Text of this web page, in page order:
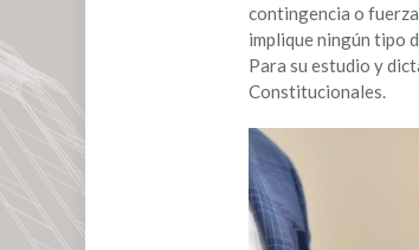
contingencia o
implique ningún tipo
Para su estudio y
Constitucionales.